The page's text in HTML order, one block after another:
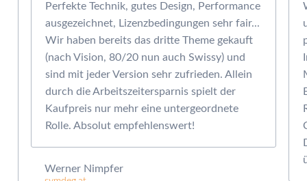
Perfekte Technik, gutes Design, Performance
ausgezeichnet, Lizenzbedingungen sehr fair...
Wir haben bereits das dritte Theme gekauft
(nach Vision, 80/20 nun auch Swissy) und
sind mit jeder Version sehr zufrieden. Allein
durch die Arbeitszeitersparnis spielt der
Kaufpreis nur mehr eine untergeordnete
Rolle. Absolut empfehlenswert!
Werner Nimpfer